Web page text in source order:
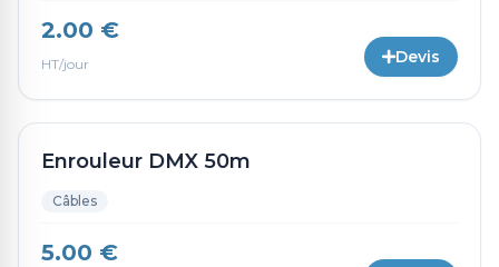
2.00 €
HT/jour Devis
Enrouleur DMX 50m
Câbles
5.00 €